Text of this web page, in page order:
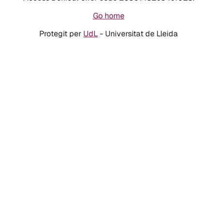
Go home
Protegit per UdL- Universitat de Lleida